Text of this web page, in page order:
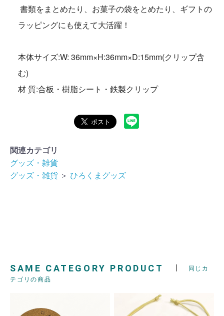
書類をまとめたり、お菓子の袋をとめたり、ギフトの
ラッピングにも使えて大活躍！
本体サイズ:W: 36mm×H:36mm×D:15mm(クリップ含
む)
材 質:合板・樹脂シート・鉄製クリップ
関連カテゴリ
グッズ・雑貨
グッズ・雑貨 ＞ ひろくまグッズ
SAME CATEGORY PRODUCT
同じカ
テゴリの商品